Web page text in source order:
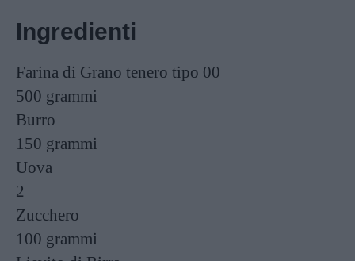
Ingredienti
Farina di Grano tenero tipo 00
500 grammi
Burro
150 grammi
Uova
2
Zucchero
100 grammi